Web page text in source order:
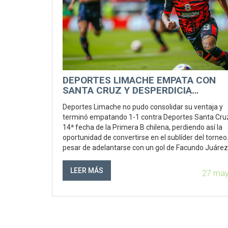
DEPORTES LIMACHE EMPATA CON
SANTA CRUZ Y DESPERDICIA
PRIMERA B
Deportes Limache no pudo consolidar su ventaja y
terminó empatando 1-1 contra Deportes Santa
14ª fecha de la Primera B chilena, perdiendo así la
oportunidad de convertirse en el sublíder del
pesar de adelantarse con un gol de Facundo
la segunda mitad. Limache queda tercero con 25
mientras que Santa Cruz sigue en séptima posición
LEER MÁS 27